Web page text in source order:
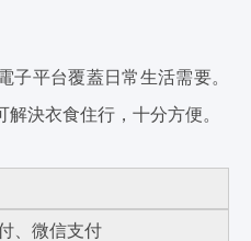
子平台覆蓋日常生活需要。
決衣食住行，十分方便。
、微信支付